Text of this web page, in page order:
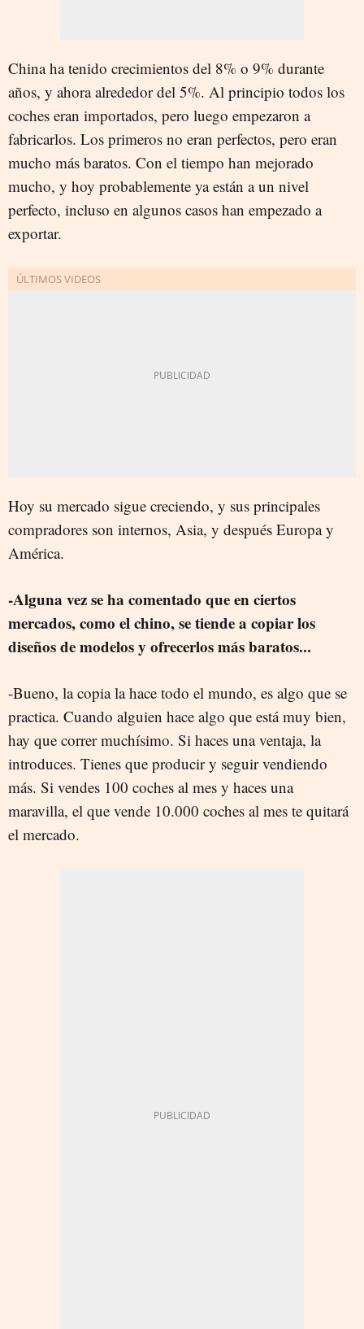
China ha tenido crecimientos del 8% o 9% durante
años, y ahora alrededor del 5%. Al principio todos los
coches eran importados, pero luego empezaron a
fabricarlos. Los primeros no eran perfectos, pero eran
mucho más baratos. Con el tiempo han mejorado
mucho, y hoy probablemente ya están a un nivel
perfecto, incluso en algunos casos han empezado a
exportar.
Hoy su mercado sigue creciendo, y sus principales
compradores son internos, Asia, y después Europa y
América.
-Alguna vez se ha comentado que en ciertos
mercados, como el chino, se tiende a copiar los
diseños de modelos y ofrecerlos más baratos...
-Bueno, la copia la hace todo el mundo, es algo que se
practica. Cuando alguien hace algo que está muy bien,
hay que correr muchísimo. Si haces una ventaja, la
introduces. Tienes que producir y seguir vendiendo
más. Si vendes 100 coches al mes y haces una
maravilla, el que vende 10.000 coches al mes te quitará
el mercado.